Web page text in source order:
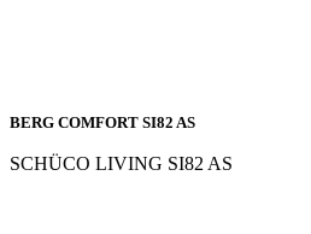
BERG COMFORT SI82 AS
SCHÜCO LIVING SI82 AS